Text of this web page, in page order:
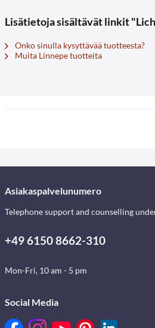
Lisätietoja sisältävät linkit
Onko sinulla kysyttävää tuotteesta?
Muita Linnepe tuotteita
Asiakaspalvelunumero
Telephone support and counselling
+49 6150 8662-310
Mon-Fri, 10 am - 5 pm
Social Media